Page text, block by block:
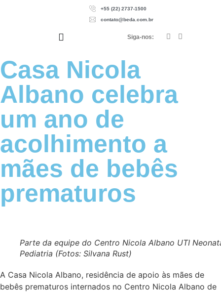
+55 (22) 2737-1500
contato@beda.com.br
Siga-nos:
Casa Nicola
Albano celebra
um ano de
acolhimento a
mães de bebês
prematuros
Parte da equipe do Centro Nicola Albano UTI
Pediatria (Fotos: Silvana Rust)
A Casa Nicola Albano, residência de apoio às mães de
bebês prematuros internados no Centro Nicola Albano de